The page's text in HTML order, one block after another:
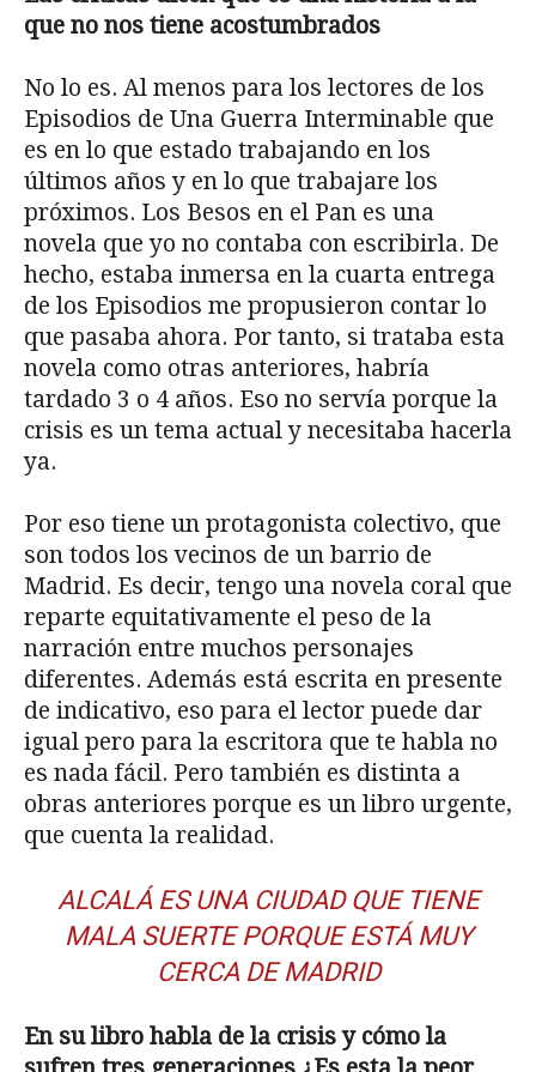
que no nos tiene acostumbrados
No lo es. Al menos para los lectores de los
Episodios de Una Guerra Interminable que
es en lo que estado trabajando en los
últimos años y en lo que trabajare los
próximos. Los Besos en el Pan es una
novela que yo no contaba con escribirla. De
hecho, estaba inmersa en la cuarta entrega
de los Episodios me propusieron contar lo
que pasaba ahora. Por tanto, si trataba esta
novela como otras anteriores, habría
tardado 3 o 4 años. Eso no servía porque la
crisis es un tema actual y necesitaba hacerla
ya.
Por eso tiene un protagonista colectivo, que
son todos los vecinos de un barrio de
Madrid. Es decir, tengo una novela coral que
reparte equitativamente el peso de la
narración entre muchos personajes
diferentes. Además está escrita en presente
de indicativo, eso para el lector puede dar
igual pero para la escritora que te habla no
es nada fácil. Pero también es distinta a
obras anteriores porque es un libro urgente,
que cuenta la realidad.
ALCALÁ ES UNA CIUDAD QUE TIENE
MALA SUERTE PORQUE ESTÁ MUY
CERCA DE MADRID
En su libro habla de la crisis y cómo la